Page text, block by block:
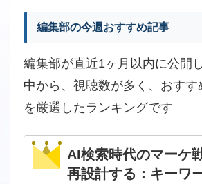
編集部の今週おすすめ記事
編集部が直近1ヶ月以内に公開
中から、視聴数が多く、おすす
を厳選したランキングです
AI検索時代のマーケ
再設計する：キーワ